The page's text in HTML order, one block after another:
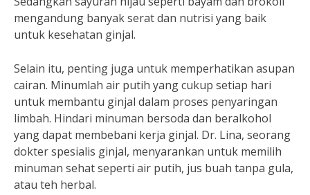
mengandung banyak serat dan nutrisi yang baik
untuk kesehatan ginjal.
Selain itu, penting juga untuk memperhatikan asupan
cairan. Minumlah air putih yang cukup setiap hari
untuk membantu ginjal dalam proses penyaringan
limbah. Hindari minuman bersoda dan beralkohol
yang dapat membebani kerja ginjal. Dr. Lina, seorang
dokter spesialis ginjal, menyarankan untuk memilih
minuman sehat seperti air putih, jus buah tanpa gula,
atau teh herbal.